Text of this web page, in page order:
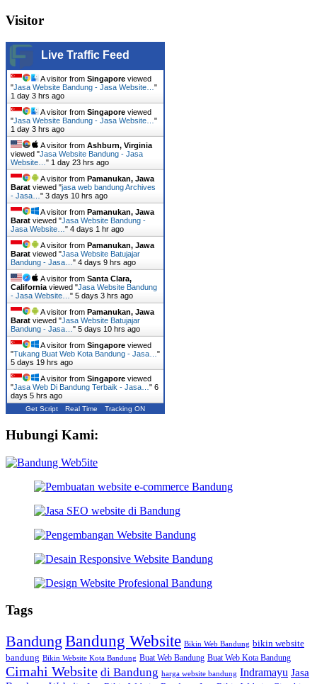
Visitor
Live Traffic Feed
A visitor from Singapore viewed
"Jasa Website Bandung - Jasa Website… "
1 day 3 hrs ago
A visitor from Singapore viewed
"Jasa Website Bandung - Jasa Website… "
1 day 3 hrs ago
A visitor from Ashburn, Virginia
viewed "Jasa Website Bandung - Jasa
Website… " 1 day 23 hrs ago
A visitor from Pamanukan, Jawa
Barat viewed "jasa web bandung Archives
- Jasa… " 3 days 10 hrs ago
A visitor from Pamanukan, Jawa
Barat viewed "Jasa Website Bandung -
Jasa Website… " 4 days 1 hr ago
A visitor from Pamanukan, Jawa
Barat viewed "Jasa Website Batujajar
Bandung - Jasa… " 4 days 9 hrs ago
A visitor from Santa Clara,
California viewed "Jasa Website Bandung
- Jasa Website… " 5 days 3 hrs ago
A visitor from Pamanukan, Jawa
Barat viewed "Jasa Website Batujajar
Bandung - Jasa… " 5 days 10 hrs ago
A visitor from Singapore viewed
"Tukang Buat Web Kota Bandung - Jasa… "
5 days 19 hrs ago
A visitor from Singapore viewed
"Jasa Web Di Bandung Terbaik - Jasa… " 6
days 5 hrs ago
Get Script Real Time Tracking ON
Hubungi Kami:
Tags
Bandung Bandung Website Bikin Web Bandung bikin website
bandung Bikin Website Kota Bandung Buat Web Bandung Buat Web Kota Bandung
Cimahi Website di Bandung harga website bandung Indramayu Jasa